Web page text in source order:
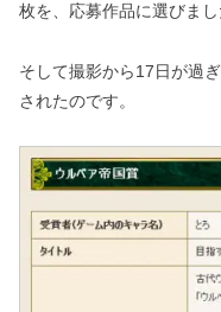
枚を、応募作品に選びまし
そして撮影から17日が過
されたのです。